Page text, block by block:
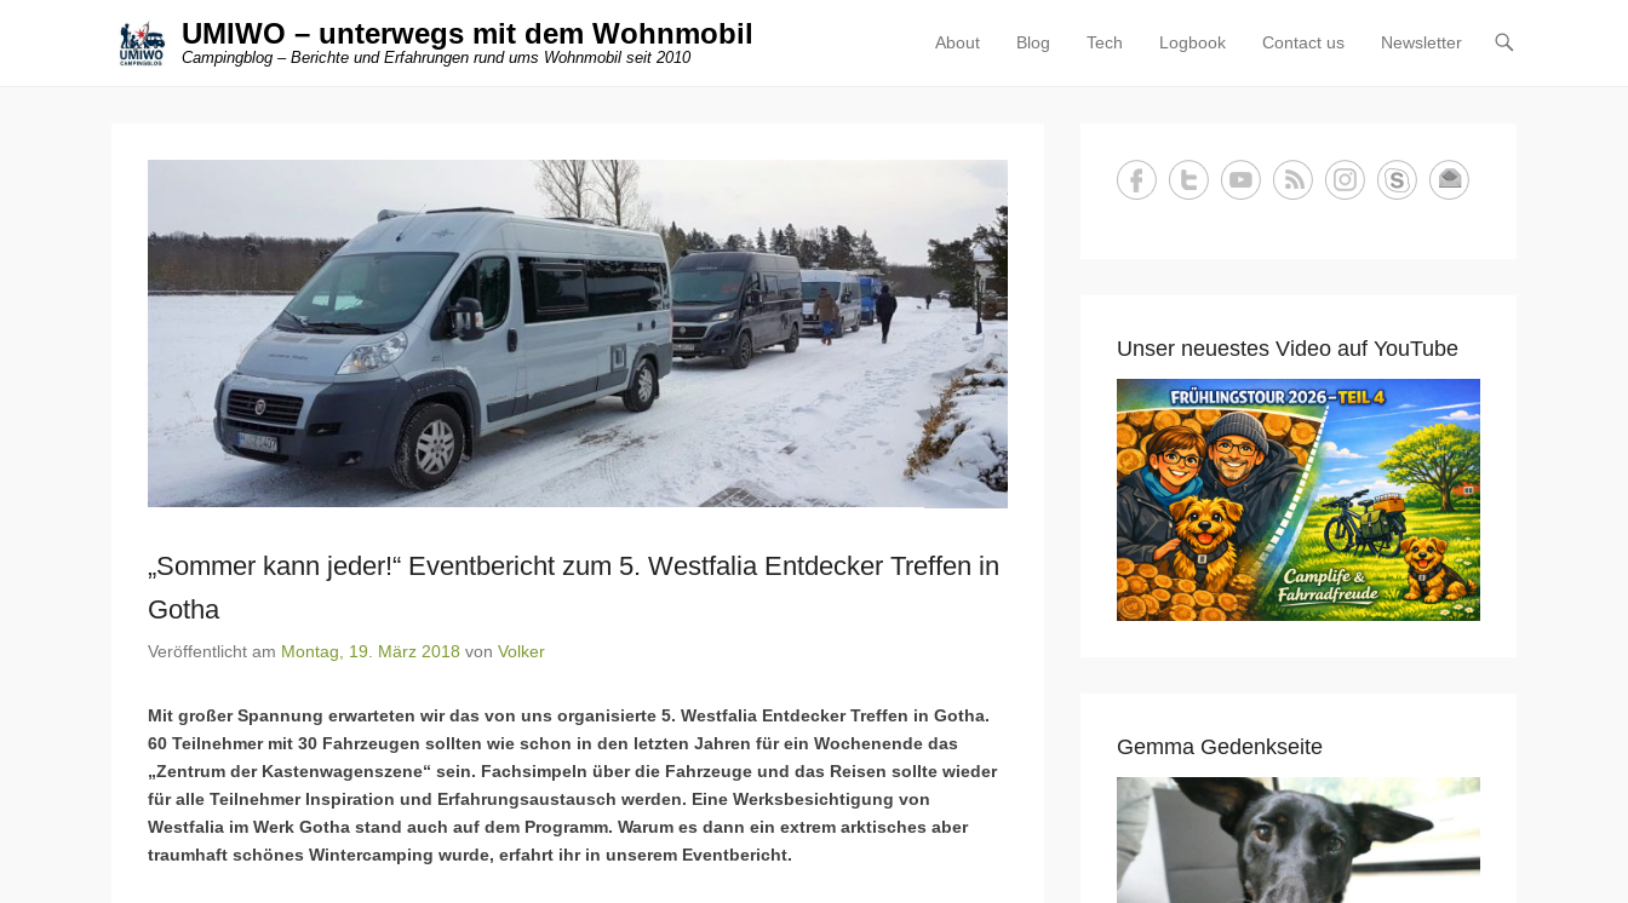
UMIWO – unterwegs mit dem Wohnmobil
Campingblog – Berichte und Erfahrungen rund ums Wohnmobil seit 2010
Primäres Menü
Zum Inhalt springen
About Blog Tech Logbook Contact us Newsletter
„Sommer kann jeder!“ Eventbericht zum 5. Westfalia Entdecker Treffen in
Gotha
Veröffentlicht am Montag, 19. März 2018 von Volker
Mit großer Spannung erwarteten wir das von uns organisierte 5. Westfalia Entdecker Treffen in Gotha.
60 Teilnehmer mit 30 Fahrzeugen sollten wie schon in den letzten Jahren für ein Wochenende das
„Zentrum der Kastenwagenszene“ sein. Fachsimpeln über die Fahrzeuge und das Reisen sollte wieder
für alle Teilnehmer Inspiration und Erfahrungsaustausch werden. Eine Werksbesichtigung von
Westfalia im Werk Gotha stand auch auf dem Programm. Warum es dann ein extrem arktisches aber
traumhaft schönes Wintercamping wurde, erfahrt ihr in unserem Eventbericht.
Unser neuestes Video auf YouTube
Gemma Gedenkseite